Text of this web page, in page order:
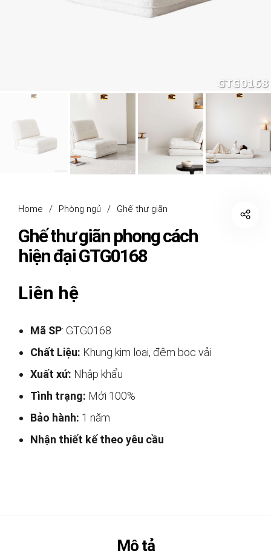
Home / Phòng ngủ / Ghế thư giãn
Ghế thư giãn phong cách
hiện đại GTG0168
Liên hệ
Mã SP: GTG0168
Chất Liệu: Khung kim loại, đệm bọc vải
Xuất xứ: Nhập khẩu
Tình trạng: Mới 100%
Bảo hành: 1 năm
Nhận thiết kế theo yêu cầu
Mô tả